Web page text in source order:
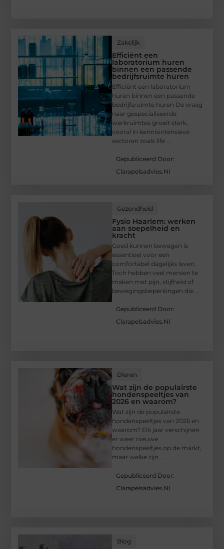
Zakelijk
Efficiënt een
laboratorium huren
binnen een passende
bedrijfsruimte huren
Efficiënt een laboratorium
huren binnen een passende
bedrijfsruimte huren De vraag
naar gespecialiseerde
werkruimtes groeit sterk,
vooral in kennisintensieve
sectoren zoals life ...
Gepubliceerd Door:
Clarapelsadvies.nl
Gezondheid
Fysio Haarlem: werken
aan soepelheid en
kracht
Goed kunnen bewegen is
essentieel voor een
comfortabel dagelijks leven.
Toch hebben veel mensen te
maken met pijn, stijfheid of
bewegingsbeperkingen die ...
Gepubliceerd Door:
Clarapelsadvies.nl
Dieren
Wat zijn de populairste
hondenspeeltjes van
2026 en waarom?
Wat zijn de populairste
hondenspeeltjes van 2026 en
waarom? Elk jaar verschijnen
er weer nieuwe
hondenspeeltjes op de markt,
maar welke zijn ...
Gepubliceerd Door:
Clarapelsadvies.nl
Blog